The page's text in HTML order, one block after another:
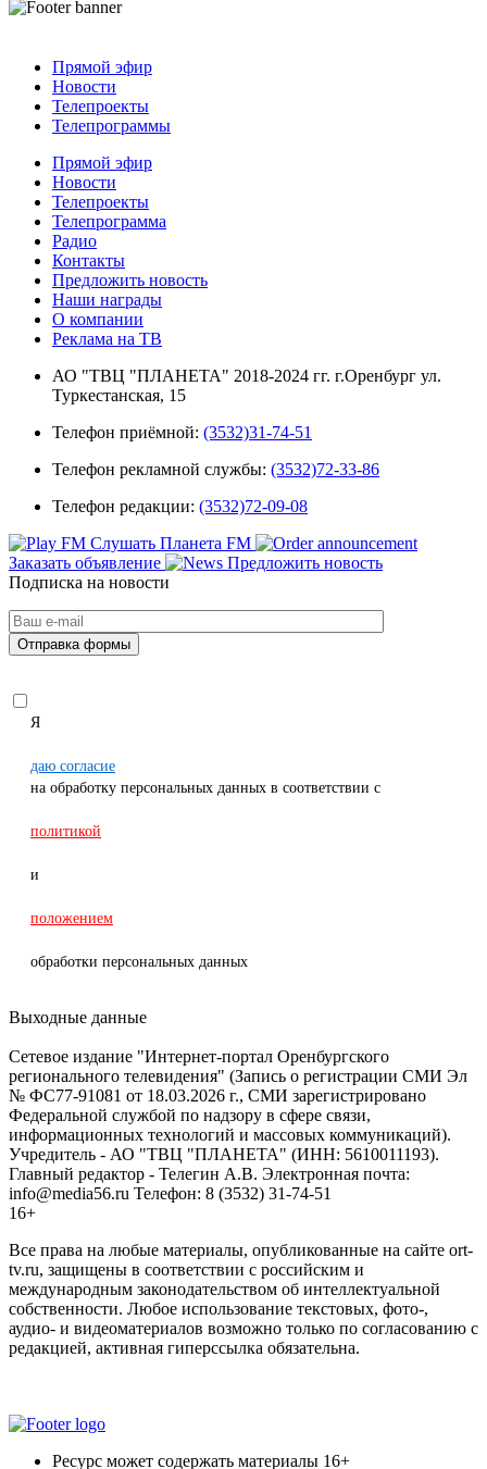
Прямой эфир
Новости
Телепроекты
Телепрограммы
Прямой эфир
Новости
Телепроекты
Телепрограмма
Радио
Контакты
Предложить новость
Наши награды
О компании
Реклама на ТВ
АО "ТВЦ "ПЛАНЕТА" 2018-2024 гг. г.Оренбург ул.
Туркестанская, 15
Телефон приёмной: (3532)31-74-51
Телефон рекламной службы: (3532)72-33-86
Телефон редакции: (3532)72-09-08
Слушать Планета FM
Заказать объявление
Предложить новость
Подписка на новости
Я
даю согласие
на обработку персональных данных в соответствии с
политикой
и
положением
обработки персональных данных
Выходные данные
Сетевое издание "Интернет-портал Оренбургского
регионального телевидения" (Запись о регистрации СМИ Эл
№ ФС77-91081 от 18.03.2026 г., СМИ зарегистрировано
Федеральной службой по надзору в сфере связи,
информационных технологий и массовых коммуникаций).
Учредитель - АО "ТВЦ "ПЛАНЕТА" (ИНН: 5610011193).
Главный редактор - Телегин А.В. Электронная почта:
info@media56.ru Телефон: 8 (3532) 31-74-51
16+
Все права на любые материалы, опубликованные на сайте ort-
tv.ru, защищены в соответствии с российским и
международным законодательством об интеллектуальной
собственности. Любое использование текстовых, фото-,
аудио- и видеоматериалов возможно только по согласованию с
редакцией, активная гиперссылка обязательна.
Ресурс может содержать материалы 16+